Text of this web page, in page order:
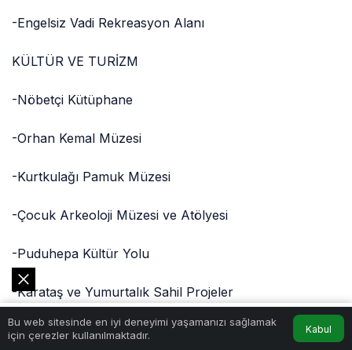
-Engelsiz Vadi Rekreasyon Alanı
KÜLTÜR VE TURİZM
-Nöbetçi Kütüphane
-Orhan Kemal Müzesi
-Kurtkulağı Pamuk Müzesi
-Çocuk Arkeoloji Müzesi ve Atölyesi
-Puduhepa Kültür Yolu
-Karataş ve Yumurtalık Sahil Projeler
DİĞER PROJELER
Bu web sitesinde en iyi deneyimi yaşamanızı sağlamak
için çerezler kullanılmaktadır.
Kabul
Akış Hesabım
0